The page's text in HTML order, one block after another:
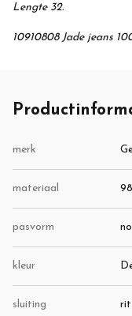
Lengte 32.
10910808 Jade jeans
merk
materiaal
pasvorm
kleur
sluiting